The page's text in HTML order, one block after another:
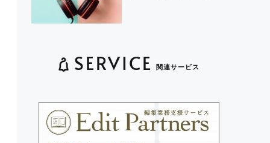
SERVICE 関連サービス